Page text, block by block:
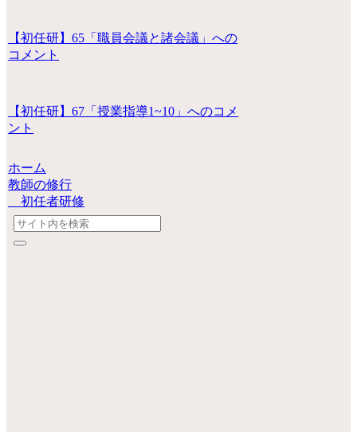
【初任研】65「職員会議と諸会議」への
コメント
【初任研】67「授業指導1~10」へのコメ
ント
ホーム
教師の修行
初任者研修